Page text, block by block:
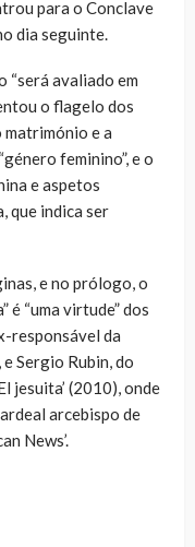
para o Conclave
dia seguinte.
“será avaliado em
o flagelo dos
matrimónio e a
feminino”, e o
e aspetos
que indica ser
e no prólogo, o
é “uma virtude” dos
responsável da
Sergio Rubin, do
jesuita’ (2010), onde
arcebispo de
News’.